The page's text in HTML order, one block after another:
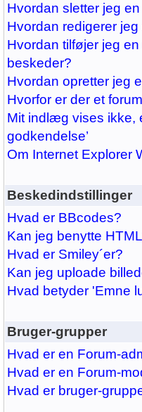
Hvordan sletter jeg
Hvordan redigerer
Hvordan tilføjer jeg
beskeder?
Hvordan opretter jeg
Hvorfor er der et
Mit indlæg vises ikke,
godkendelse’
Om Internet Explorer
Beskedindstillinger
Hvad er BBcodes?
Kan jeg benytte
Hvad er Smiley´er?
Kan jeg uploade
Hvad betyder 'Emne
Bruger-grupper
Hvad er en Forum-
Hvad er en Forum-
Hvad er bruger-